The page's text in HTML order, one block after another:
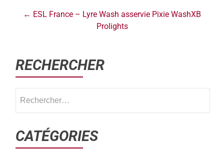
← ESL France – Lyre Wash asservie Pixie WashXB
Prolights
RECHERCHER
CATÉGORIES